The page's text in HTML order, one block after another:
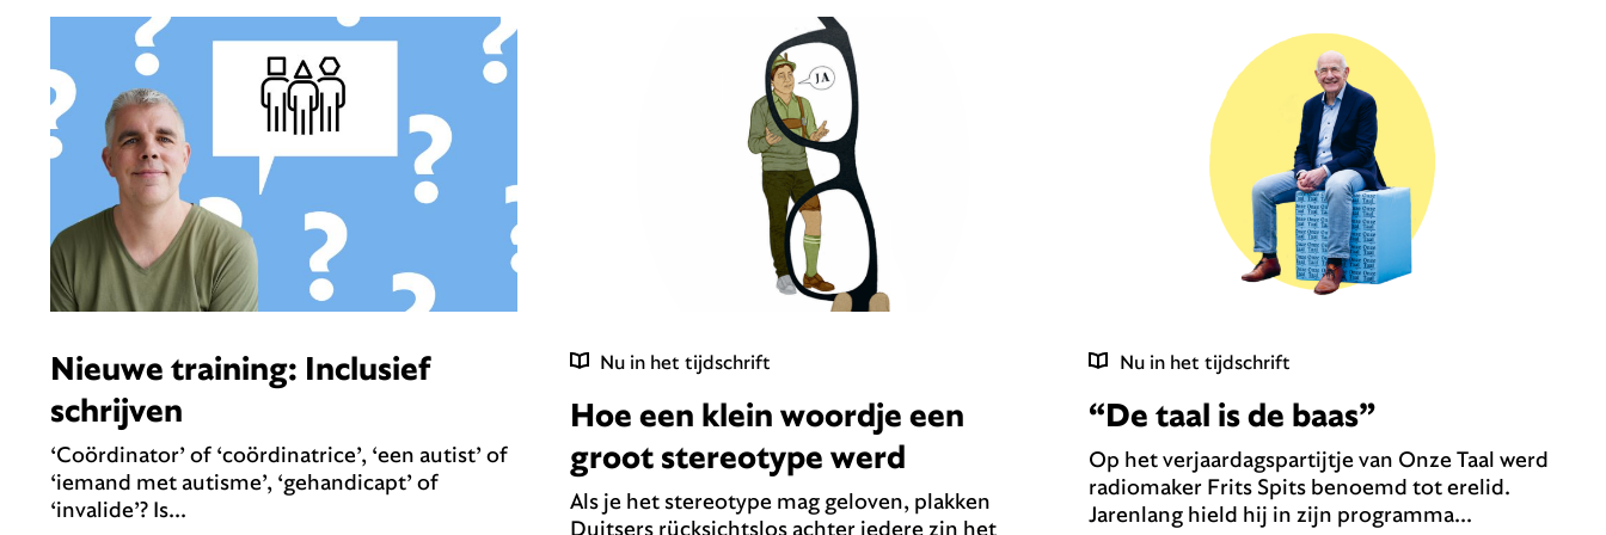
Nieuwe training: Inclusief
schrijven
‘Coördinator’ of ‘coördinatrice’, ‘een autist’ of
‘iemand met autisme’, ‘gehandicapt’ of
‘invalide’? Is...
Nu in het tijdschrift
Hoe een klein woordje een
groot stereotype werd
Als je het stereotype mag geloven, plakken
Duitsers rücksichtslos achter iedere zin het
Nu in het tijdschrift
“De taal is de baas”
Op het verjaardagspartijtje van Onze Taal werd
radiomaker Frits Spits benoemd tot erelid.
Jarenlang hield hij in zijn programma...